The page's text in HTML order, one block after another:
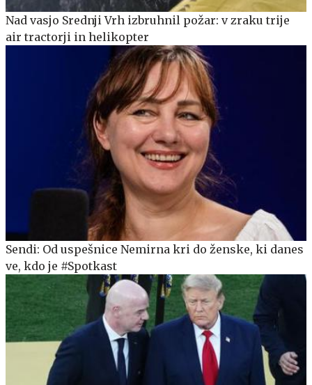
Nad vasjo Srednji Vrh izbruhnil požar: v zraku trije
air tractorji in helikopter
Sendi: Od uspešnice Nemirna kri do ženske, ki danes
ve, kdo je #Spotkast